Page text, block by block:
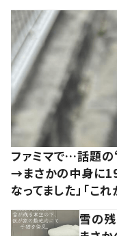
ファミマで…話題の
→まさかの中身に
なってました」「これ
雪の